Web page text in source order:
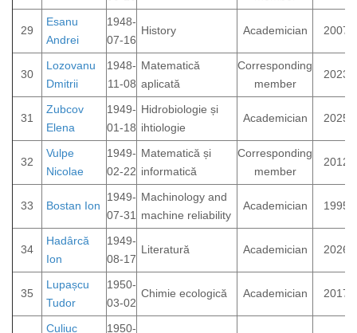
29
Esanu
Andrei
1948-
07-16
History Academician 2007
30
Lozovanu
Dmitrii
1948-
11-08
Matematică
aplicată
Corresponding
member
2023
31
Zubcov
Elena
1949-
01-18
Hidrobiologie și
ihtiologie
Academician 2025
32
Vulpe
Nicolae
1949-
02-22
Matematică și
informatică
Corresponding
member
2012
33 Bostan Ion
1949-
07-31
Machinology and
machine reliability
Academician 1995
34
Hadârcă
Ion
1949-
08-17
Literatură Academician 2026
35
Lupașcu
Tudor
1950-
03-02
Chimie ecologică Academician 2017
Culiuc 1950-